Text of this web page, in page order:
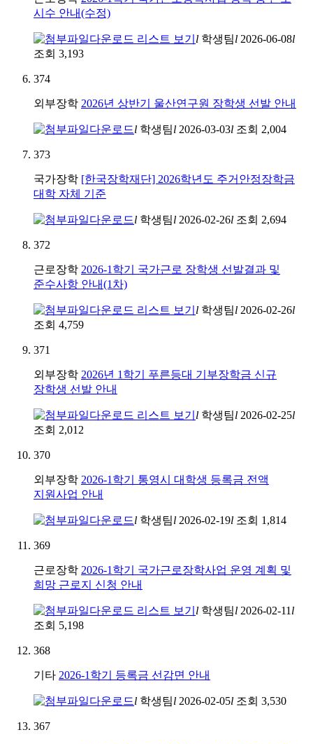
시수 안내(수정)
l 학생팀l 2026-06-08l
조회 3,193
374
외부장학 2026년 상반기 울산연구원 장학생 선발 안내
l 학생팀l 2026-03-03l 조회 2,004
373
국가장학 [한국장학재단] 2026학년도 주거안정장학금
대학 자체 기준
l 학생팀l 2026-02-26l 조회 2,694
372
근로장학 2026-1학기 국가근로 장학생 선발결과 및
준수사항 안내(1차)
l 학생팀l 2026-02-26l
조회 4,759
371
외부장학 2026년 1학기 푸른등대 기부장학금 신규
장학생 선발 안내
l 학생팀l 2026-02-25l
조회 2,012
370
외부장학 2026-1학기 통영시 대학생 등록금 전액
지원사업 안내
l 학생팀l 2026-02-19l 조회 1,814
369
근로장학 2026-1학기 국가근로장학사업 운영 계획 및
희망 근로지 신청 안내
l 학생팀l 2026-02-11 l
조회 5,198
368
기타 2026-1학기 등록금 선감면 안내
l 학생팀l 2026-02-05l 조회 3,530
367